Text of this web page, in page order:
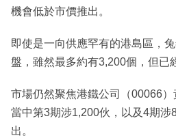
機會低於市價推出。
即使是一向供應罕有的港島區，
盤，雖然最多約有3,200個，但已
市場仍然聚焦港鐵公司（00066）
當中第3期涉1,200伙，以及4期涉
出。